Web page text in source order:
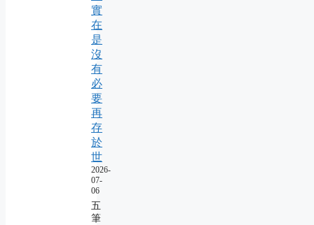
實
在
是
沒
有
必
要
再
存
於
世
2026-
07-
06
五
筆